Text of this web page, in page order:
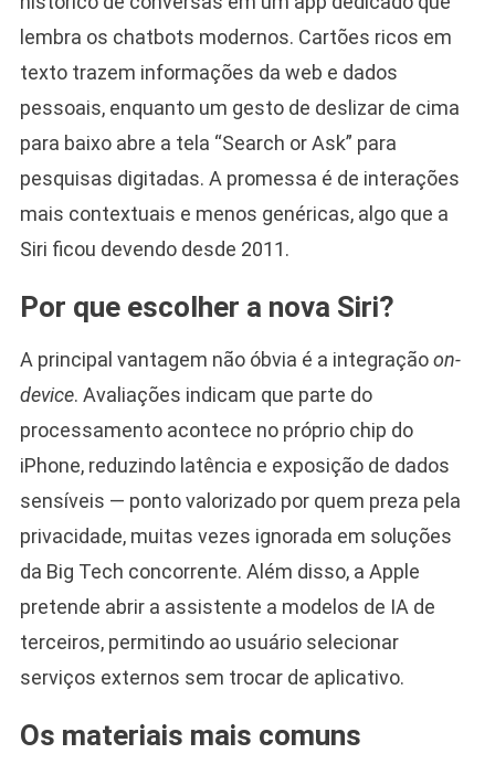
lembra os chatbots modernos. Cartões ricos em
texto trazem informações da web e dados
pessoais, enquanto um gesto de deslizar de cima
para baixo abre a tela “Search or Ask” para
pesquisas digitadas. A promessa é de interações
mais contextuais e menos genéricas, algo que a
Siri ficou devendo desde 2011.
Por que escolher a nova Siri?
A principal vantagem não óbvia é a integraçãoon-
device. Avaliações indicam que parte do
processamento acontece no próprio chip do
iPhone, reduzindo latência e exposição de dados
sensíveis — ponto valorizado por quem preza pela
privacidade, muitas vezes ignorada em soluções
da Big Tech concorrente. Além disso, a Apple
pretende abrir a assistente a modelos de IA de
terceiros, permitindo ao usuário selecionar
serviços externos sem trocar de aplicativo.
Os materiais mais comuns